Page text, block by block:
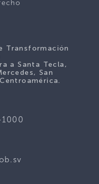
Transformación
a Santa Tecla,
San